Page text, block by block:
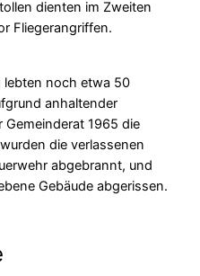
dienten im Zweiten
Fliegerangriffen.
lebten noch etwa 50
anhaltender
1965 die
die verlassenen
abgebrannt, und
Gebäude abgerissen.